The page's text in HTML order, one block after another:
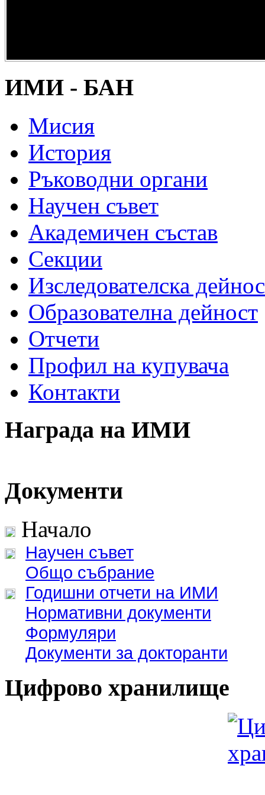
наследство” -
ИМИ - БАН
Мисия
История
Ръководни органи
Научен съвет
Академичен състав
Секции
Изследователска
Образователна дейност
Отчети
Профил на купувача
Контакти
Награда на ИМИ
Документи
Начало
Научен съвет
Общо събрание
Годишни отчети на ИМИ
Нормативни документи
Формуляри
Документи за докторанти
Цифрово хранилище